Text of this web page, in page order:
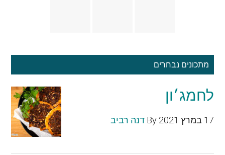
מתכונים נבחרים
לחמג׳ון
17 במרץ 2021 By דנה רביב